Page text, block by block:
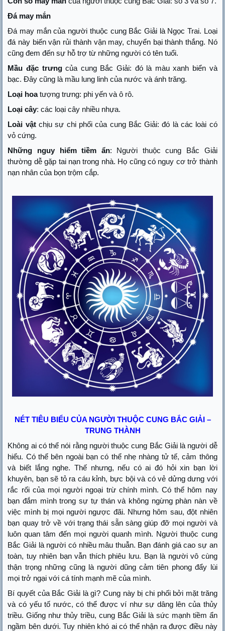
Đá may mắn
Đá may mắn của người thuộc cung Bắc Giải là Ngọc Trai. Loại
đá này biến vận rủi thành vận may, chuyển bại thành thắng. Nó
cũng đem đến sự hỗ trợ từ những người có tên tuổi.
Mầu đặc trưngcủa cung Bắc Giải: đó là màu xanh biển và
bạc. Đây cũng là mầu lung linh của nước và ánh trăng.
Loại hoatượng trưng: phi yến và ô rô.
Loại cây: các loại cây nhiều nhựa.
Loài vậtchịu sự chi phối của cung Bắc Giải: đó là các loài có
vỏ cứng.
Những nguy hiểm tiềm ẩn: Người thuộc cung Bắc Giải
thường dễ gặp tai nạn trong nhà. Họ cũng có nguy cơ trở thành
nạn nhân của bọn trộm cắp.
NÉT TIÊU BIỂU CỦA NGƯỜI THUỘC CUNG BẮC GIẢI –
TRUNG THÀNH
Không ai có thể nói rằng người thuộc cung Bắc Giải là người dễ
hiểu. Có thể bên ngoài bạn có thể nhẹ nhàng tử tế, cảm thông
và biết lắng nghe. Thế nhưng, nếu có ai đó hỏi xin bạn lời
khuyên, bạn sẽ tỏ ra cáu kỉnh, bực bội và có vẻ dửng dưng với
rắc rối của mọi người ngoại trừ chính mình. Có thể hôm nay
bạn đắm mình trong sự tự thán và không ngừng phàn nàn về
việc mình bị mọi người ngược đãi. Nhưng hôm sau, đột nhiên
bạn quay trở về với trạng thái sẵn sàng giúp đỡ mọi người và
luôn quan tâm đến mọi người quanh mình. Người thuộc cung
Bắc Giải là người có nhiều mâu thuẫn. Bạn đánh giá cao sự an
toàn, tuy nhiên bạn vẫn thích phiêu lưu. Bạn là người vô cùng
thận trọng những cũng là người dũng cảm tiên phong đẩy lùi
mọi trở ngại với cá tính mạnh mẽ của mình.
Bí quyết của Bắc Giải là gì? Cung này bị chi phối bởi mặt trăng
và có yếu tố nước, có thể được ví như sự dâng lên của thủy
triều. Giống như thủy triều, cung Bắc Giải là sức mạnh tiềm ẩn
ngầm bên dưới. Tuy nhiên khó ai có thể nhận ra được điều này